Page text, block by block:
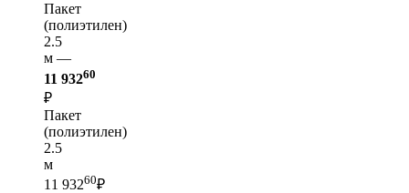
Пакет
(полиэтилен)
2.5
м —
11 93260
₽
Пакет
(полиэтилен)
2.5
м
11 93260₽